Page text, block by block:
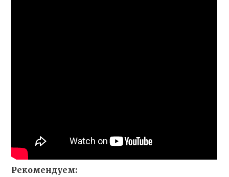
Рекомендуем: